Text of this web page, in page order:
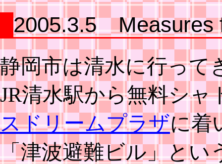
2005.3.5 Measures
静岡市は清水に行って
JR清水駅から無料シ
スドリームプラザに着
「津波避難ビル」とい